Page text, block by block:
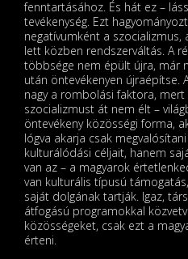
fenntartásához. És hát ez –
tevékenység. Ezt
negatívumként a
lett közben rendszerváltás. A
többsége nem épült újra, már
után öntevékenyen újraépítse.
nagy a rombolási faktora,
szocializmust át nem élt –
öntevékeny közösségi forma,
lógva akarja csak
kulturálódási céljait, hanem
van az – a magyarok
van kulturális típusú
saját dolgának tartják. Igaz,
átfogású programokkal
közösségeket, csak ezt a
érteni.